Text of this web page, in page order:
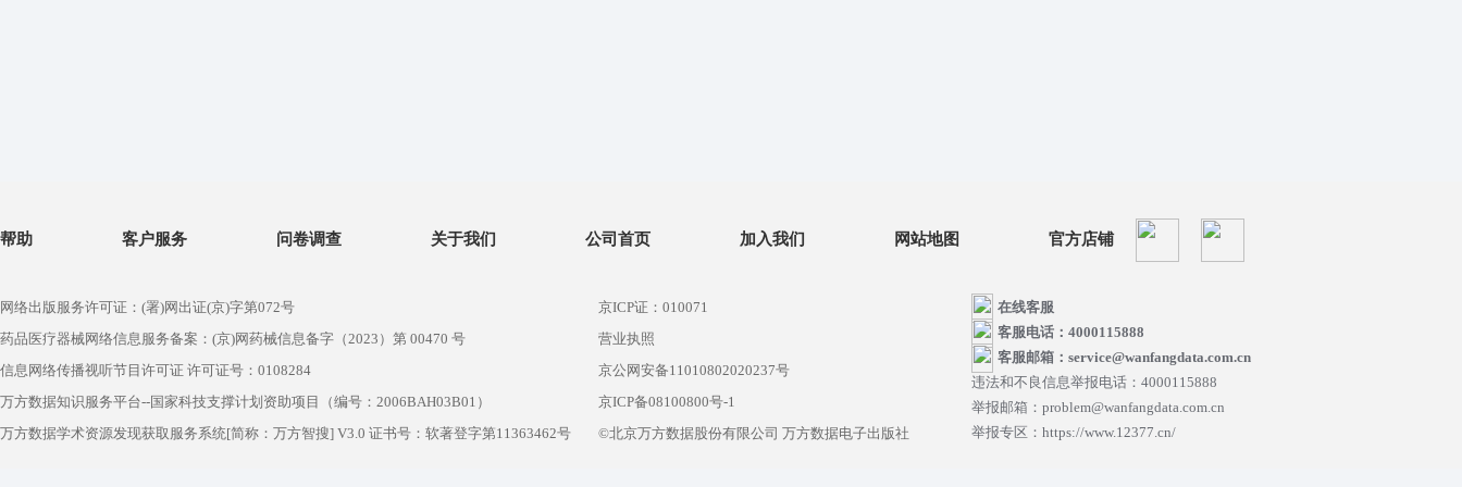
帮助 客户服务 问卷调查 关于我们 公司首页 加入我们 网站地图 官方店铺
网络出版服务许可证：(署)网出证(京)字第072号
药品医疗器械网络信息服务备案：(京)网药械信息备字（2023）第 00470 号
信息网络传播视听节目许可证 许可证号：0108284
万方数据知识服务平台--国家科技支撑计划资助项目（编号：2006BAH03B01）
万方数据学术资源发现获取服务系统[简称：万方智搜] V3.0 证书号：软著登字第11363462号
京ICP证：010071
营业执照
京公网安备11010802020237号
京ICP备08100800号-1
©北京万方数据股份有限公司 万方数据电子出版社
在线客服
客服电话：4000115888
客服邮箱：service@wanfangdata.com.cn
违法和不良信息举报电话：4000115888
举报邮箱：problem@wanfangdata.com.cn
举报专区：https://www.12377.cn/